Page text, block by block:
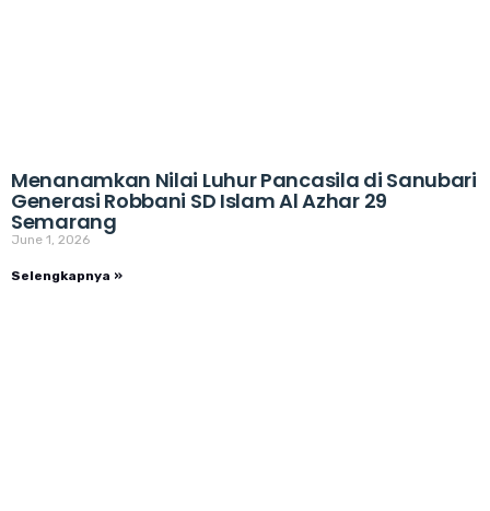
Menanamkan Nilai Luhur Pancasila di Sanubari
Generasi Robbani SD Islam Al Azhar 29
Semarang
June 1, 2026
Selengkapnya »